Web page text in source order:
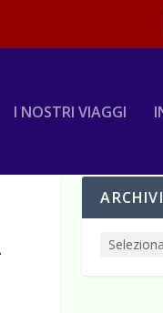
I NOSTRI VIAGGI